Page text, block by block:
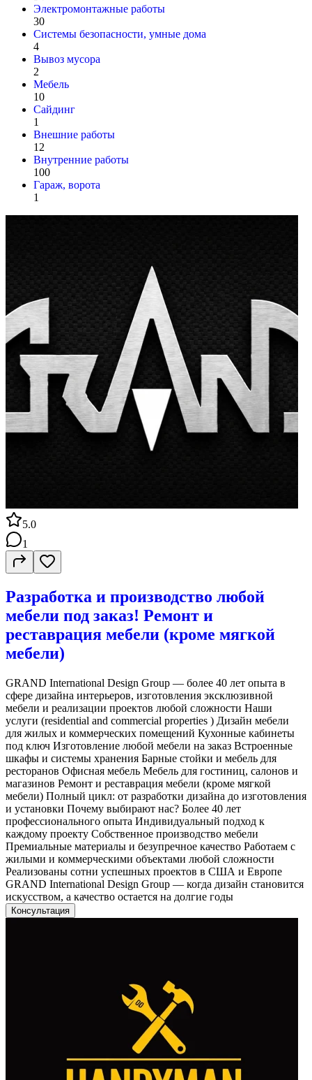
Электромонтажные работы
30
Системы безопасности, умные дома
4
Вывоз мусора
2
Мебель
10
Сайдинг
1
Внешние работы
12
Внутренние работы
100
Гараж, ворота
1
5.0
1
Разработка и производство любой
мебели под заказ! Ремонт и
реставрация мебели (кроме мягкой
мебели)
GRAND International Design Group — более 40 лет опыта в
сфере дизайна интерьеров, изготовления эксклюзивной
мебели и реализации проектов любой сложности Наши
услуги (residential and commercial properties ) Дизайн мебели
для жилых и коммерческих помещений Кухонные кабинеты
под ключ Изготовление любой мебели на заказ Встроенные
шкафы и системы хранения Барные стойки и мебель для
ресторанов Офисная мебель Мебель для гостиниц, салонов и
магазинов Ремонт и реставрация мебели (кроме мягкой
мебели) Полный цикл: от разработки дизайна до изготовления
и установки Почему выбирают нас? Более 40 лет
профессионального опыта Индивидуальный подход к
каждому проекту Собственное производство мебели
Премиальные материалы и безупречное качество Работаем с
жилыми и коммерческими объектами любой сложности
Реализованы сотни успешных проектов в США и Европе
GRAND International Design Group — когда дизайн становится
искусством, а качество остается на долгие годы
Консультация